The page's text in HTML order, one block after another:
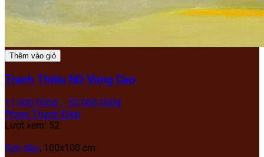
Thêm vào giỏ
Tranh Thiếu Nữ Vùng Cao
11.000.000₫ – 50.000.000₫
Phạm Thanh Điệp
Lượt xem: 52
Sơn dầu, 100x100 cm